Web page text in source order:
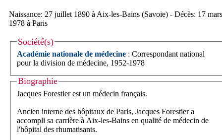
Naissance: 27 juillet 1890 à Aix-les-Bains (Savoie) - Décès: 17 mars
1978 à Paris
Société(s)
Académie nationale de médecine : Correspondant national
pour la division de médecine, 1952-1978
Biographie
Jacques Forestier est un médecin français.
Ancien interne des hôpitaux de Paris, Jacques Forestier a
accompli sa carrière à Aix-les-Bains en qualité de médecin de
l'hôpital des rhumatisants.